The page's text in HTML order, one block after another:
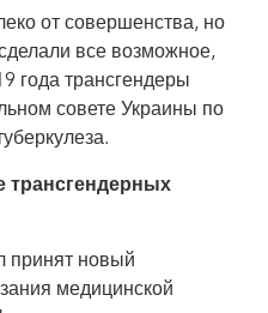
от совершенства, но
все возможное,
года трансгендеры
совете Украины по
трансгендерных
принят новый
медицинской